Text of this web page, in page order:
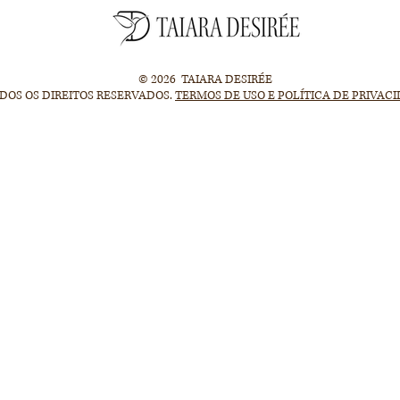
© 2026 TAIARA DESIRÉE
OS DIREITOS RESERVADOS.TERMOS DE USO E POLÍTICA DE